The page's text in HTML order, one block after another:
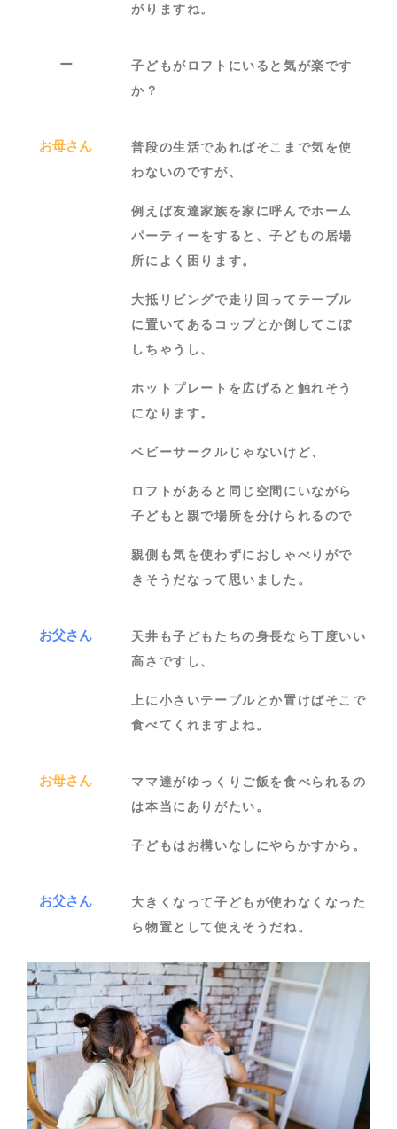
がりますね。
ー
子どもがロフトにいると気が楽です
か？
お母さん
普段の生活であればそこまで気を使
わないのですが、
例えば友達家族を家に呼んでホーム
パーティーをすると、子どもの居場
所によく困ります。
大抵リビングで走り回ってテーブル
に置いてあるコップとか倒してこぼ
しちゃうし、
ホットプレートを広げると触れそう
になります。
ベビーサークルじゃないけど、
ロフトがあると同じ空間にいながら
子どもと親で場所を分けられるので
親側も気を使わずにおしゃべりがで
きそうだなって思いました。
お父さん
天井も子どもたちの身長なら丁度いい
高さですし、
上に小さいテーブルとか置けばそこで
食べてくれますよね。
お母さん
ママ達がゆっくりご飯を食べられるの
は本当にありがたい。
子どもはお構いなしにやらかすから。
お父さん
大きくなって子どもが使わなくなった
ら物置として使えそうだね。